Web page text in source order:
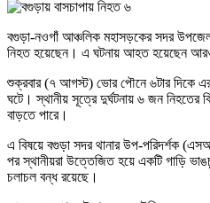
বগুড়া-নওগাঁ আঞ্চলিক মহাসড়কের সদর
নিহত হয়েছেন। এ ঘটনায় আহত হয়েছেন
শুক্রবার (৭ আগস্ট) ভোর পৌনে ৬টার দিকে
ঘটে। স্থানীয় সূত্রে দুর্ঘটনায় ৬ জন নিহতের
বাড়তে পারে।
এ বিষয়ে বগুড়া সদর থানার উপ-পরিদর্শক
পর স্থানীয়রা উত্তেজিত হয়ে একটি গাড়ি
চলাচল বন্ধ রয়েছে।